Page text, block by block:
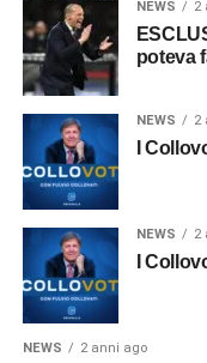
NEWS 2
poteva
NEWS 2
I
NEWS 2
I
NEWS 2 anni ago